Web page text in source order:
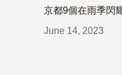
京都9個在雨季閃
June 14, 2023